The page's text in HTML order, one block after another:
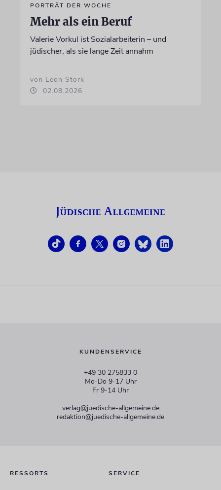
PORTRÄT DER WOCHE
Mehr als ein Beruf
Valerie Vorkul ist Sozialarbeiterin – und
jüdischer, als sie lange Zeit annahm
von Leon Stork
02.08.2026
KUNDENSERVICE
+49 30 275833 0
Mo-Do 9-17 Uhr
Fr 9-14 Uhr
verlag@juedische-allgemeine.de
redaktion@juedische-allgemeine.de
RESSORTS SERVICE